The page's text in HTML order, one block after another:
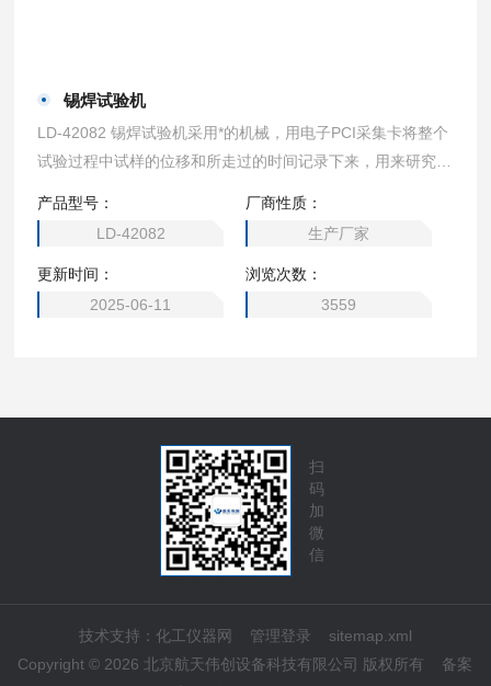
锡焊试验机
LD-42082 锡焊试验机采用*的机械，用电子PCI采集卡将整个
试验过程中试样的位移和所走过的时间记录下来，用来研究未
产品型号：
LD-42082
厂商性质：
生产厂家
更新时间：
2025-06-11
浏览次数：
3559
扫
码
加
微
信
技术支持： 化工仪器网 管理登录
sitemap.xml
Copyright © 2026 北京航天伟创设备科技有限公司 版权所有 备案